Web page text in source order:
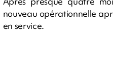
nouveau opérationnelle
en service.